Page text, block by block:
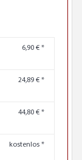
6,90 € *
24,89 € *
44,80 € *
kostenlos *